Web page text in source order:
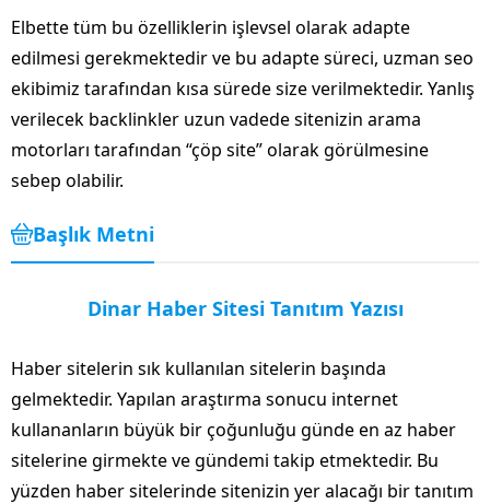
Elbette tüm bu özelliklerin işlevsel olarak adapte
edilmesi gerekmektedir ve bu adapte süreci, uzman seo
ekibimiz tarafından kısa sürede size verilmektedir. Yanlış
verilecek backlinkler uzun vadede sitenizin arama
motorları tarafından “çöp site” olarak görülmesine
sebep olabilir.
Başlık Metni
Dinar Haber Sitesi Tanıtım Yazısı
Haber sitelerin sık kullanılan sitelerin başında
gelmektedir. Yapılan araştırma sonucu internet
kullananların büyük bir çoğunluğu günde en az haber
sitelerine girmekte ve gündemi takip etmektedir. Bu
yüzden haber sitelerinde sitenizin yer alacağı bir tanıtım